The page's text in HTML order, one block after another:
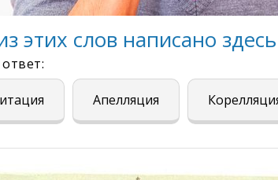
этих слов написано
Апелляция